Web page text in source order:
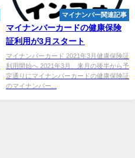
マイナンバー関連記事
マイナンバーカードの健康保険
証利用が3月スタート
マイナンバーカード 2021年3月健康保険証
利用開始へ 2021年3月、来月の後半から予
定通りにマイナンバーカードの健康保険証
のマイナンバー...